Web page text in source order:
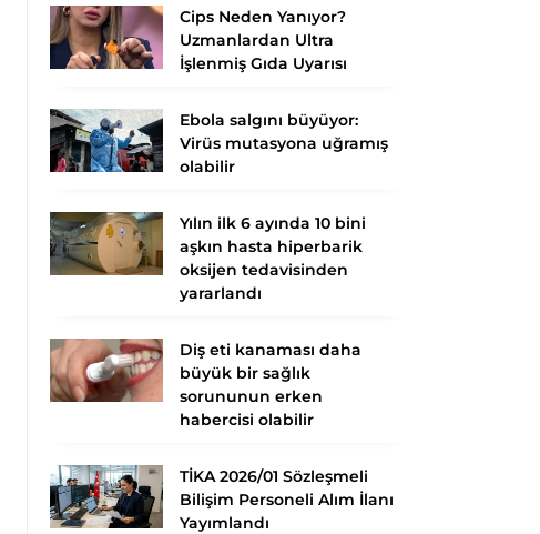
Cips Neden Yanıyor?
Uzmanlardan Ultra
İşlenmiş Gıda Uyarısı
Ebola salgını büyüyor:
Virüs mutasyona uğramış
olabilir
Yılın ilk 6 ayında 10 bini
aşkın hasta hiperbarik
oksijen tedavisinden
yararlandı
Diş eti kanaması daha
büyük bir sağlık
sorununun erken
habercisi olabilir
TİKA 2026/01 Sözleşmeli
Bilişim Personeli Alım İlanı
Yayımlandı